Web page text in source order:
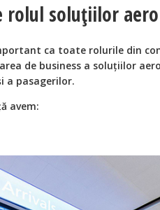
rolul soluțiilor
ca toate rolurile din
de business a soluțiilor
a pasagerilor.
avem: